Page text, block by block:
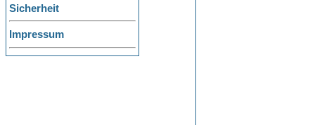
Sicherheit
Impressum